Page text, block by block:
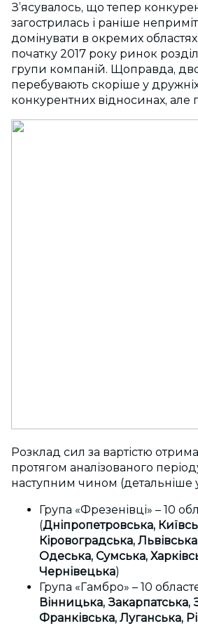
З’ясувалось, що тепер
загострилась і раніше
домінувати в окремих
початку 2017 року ринок
групи компаній. Щоправда,
перебувають скоріше у
конкурентних відносинах, але
Розклад сил за вартістю
протягом аналізованого
наступним чином (детальніше
Група «Фрезенівці» – 10
(Дніпропетровська,
Кіровоградська,
Одеська, Сумська,
Чернівецька)
Група «Гамбро» – 10
Вінницька, Закарпатська,
Франківська, Луганська,